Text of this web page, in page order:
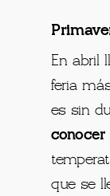
En abril
feria
es sin
que se